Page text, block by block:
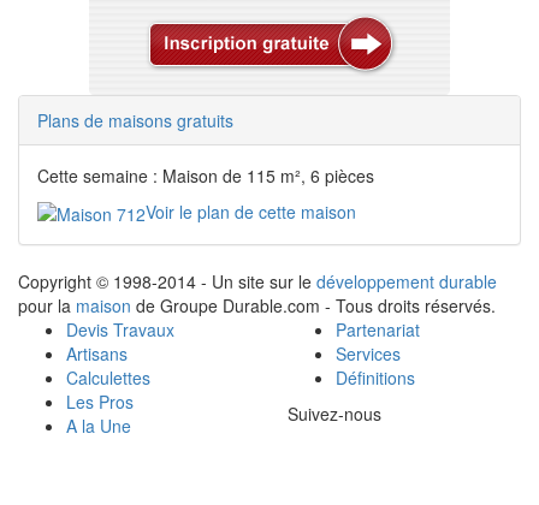
Plans de maisons gratuits
Cette semaine : Maison de 115 m², 6 pièces
Voir le plan de cette maison
Copyright © 1998-2014 - Un site sur le développement durable
pour la maison de Groupe Durable.com - Tous droits réservés.
Devis Travaux
Artisans
Calculettes
Les Pros
A la Une
Partenariat
Services
Définitions
Suivez-nous